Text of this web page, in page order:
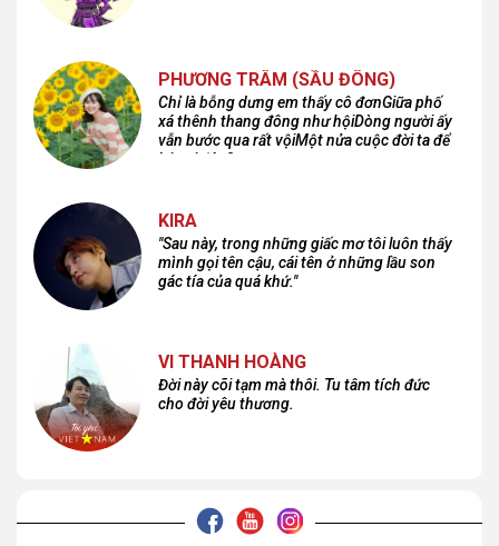
PHƯƠNG TRÂM (SẦU ĐÔNG)
Chỉ là bỗng dưng em thấy cô đơnGiữa phố
xá thênh thang đông như hộiDòng người ấy
vẫn bước qua rất vộiMột nửa cuộc đời ta để
lại nơi đâu?
KIRA
"Sau này, trong những giấc mơ tôi luôn thấy
mình gọi tên cậu, cái tên ở những lầu son
gác tía của quá khứ."
VI THANH HOÀNG
Đời này cõi tạm mà thôi. Tu tâm tích đức
cho đời yêu thương.